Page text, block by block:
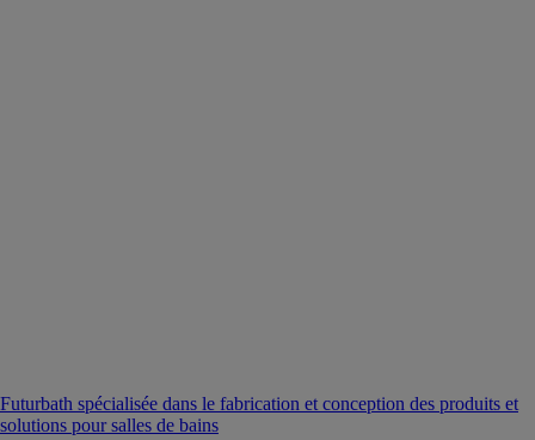
Futurbath spécialisée dans le fabrication et conception des produits et
solutions pour salles de bains